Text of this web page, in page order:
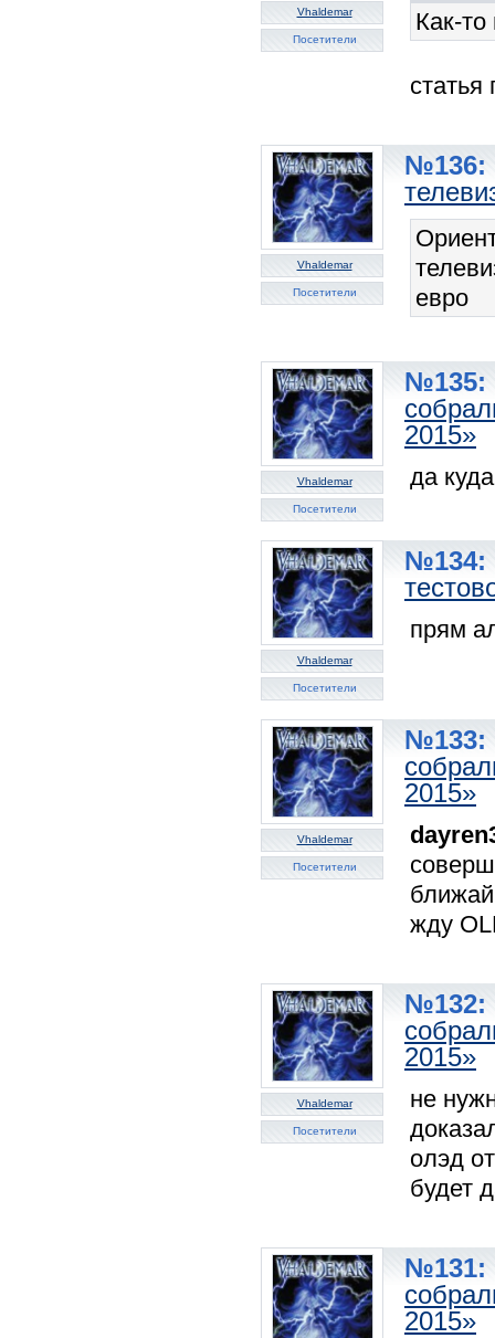
Vhaldemar
Посетители
Как-то
статья
Vhaldemar
Посетители
№136:
евро
Vhaldemar
Посетители
№135:
2015»
да
Vhaldemar
Посетители
№134:
прям
Vhaldemar
Посетители
№133:
2015»
жду
Vhaldemar
Посетители
№132:
2015»
не
олэд
будет
№131:
2015»